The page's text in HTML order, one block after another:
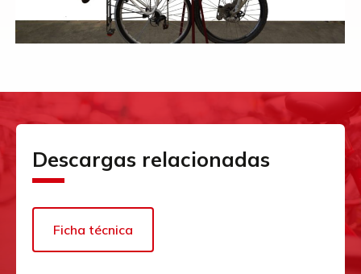
Descargas relacionadas
Ficha técnica